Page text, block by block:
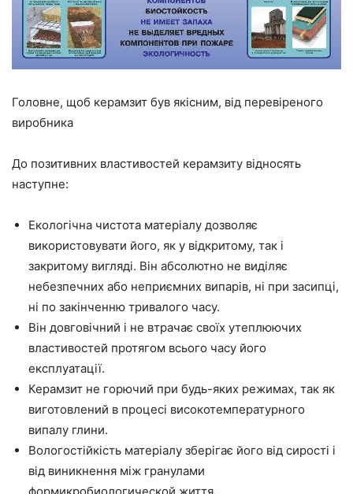
Головне, щоб керамзит був якісним, від перевіреного
виробника
До позитивних властивостей керамзиту відносять
наступне:
Екологічна чистота матеріалу дозволяє
використовувати його, як у відкритому, так і
закритому вигляді. Він абсолютно не виділяє
небезпечних або неприємних випарів, ні при засипці,
ні по закінченню тривалого часу.
Він довговічний і не втрачає своїх утеплюючих
властивостей протягом всього часу його
експлуатації.
Керамзит не горючий при будь-яких режимах, так як
виготовлений в процесі високотемпературного
випалу глини.
Вологостійкість матеріалу зберігає його від сирості і
від виникнення між гранулами